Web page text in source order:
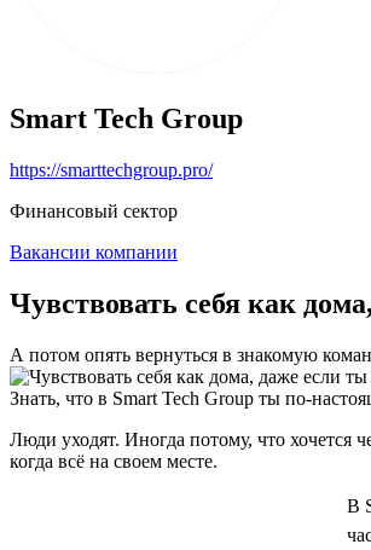
Smart Tech Group
https://smarttechgroup.pro/
Финансовый сектор
Вакансии компании
Чувствовать себя как
А потом опять вернуться в знакомую
Знать, что в Smart Tech Group ты по-
Люди уходят. Иногда потому, что хочется
когда всё на своем месте.
В